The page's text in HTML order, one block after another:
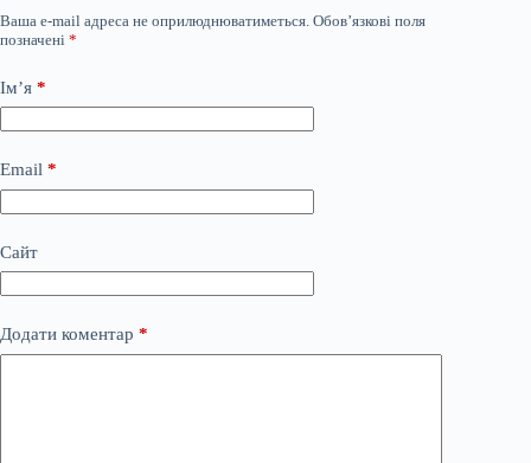
Ваша e-mail адреса не оприлюднюватиметься. Обов’язкові поля
позначені *
Ім’я *
Email *
Сайт
Додати коментар *